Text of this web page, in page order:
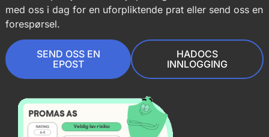
med oss i dag for en uforpliktende prat eller send oss en
forespørsel.
SEND OSS EN
EPOST
HADOCS
INNLOGGING